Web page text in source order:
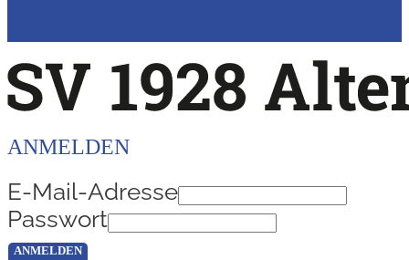
ANMELDEN
E-Mail-Adresse
Passwort
ANMELDEN